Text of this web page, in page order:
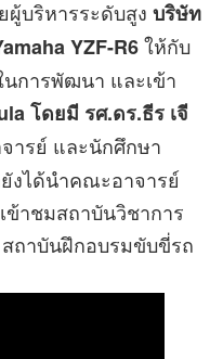
บริหารระดับสูง บริษัท
YZF-R6ให้กับ
การพัฒนา และเข้า
โดยมี รศ.ดร.ธีร เจี
รย์ และนักศึกษา
งได้นำคณะอาจารย์
าชมสถาบันวิชาการ
ถาบันฝึกอบรมขับขี่รถ